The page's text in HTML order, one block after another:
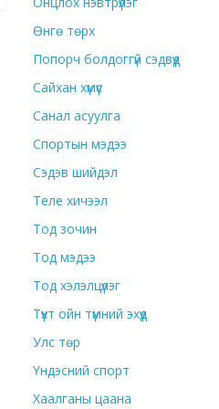
Өнгө төрх
Попорч болдоггүй сэдвүүд
Сайхан хүмүүс
Санал асуулга
Спортын мэдээ
Сэдэв шийдэл
Теле хичээл
Тод зочин
Тод мэдээ
Тод хэлэлцүүлэг
Түүхт ойн түмний эхүүд
Улс төр
Үндэсний спорт
Хаалганы цаана